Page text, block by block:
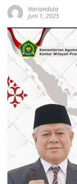
Harianduta
Juni 1, 2025